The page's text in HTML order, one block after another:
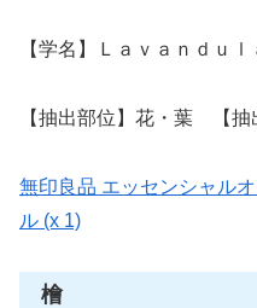
【学名】Ｌａｖａｎｄｕ
【抽出部位】花・葉 【
無印良品 エッセンシャル
ル (x 1)
檜